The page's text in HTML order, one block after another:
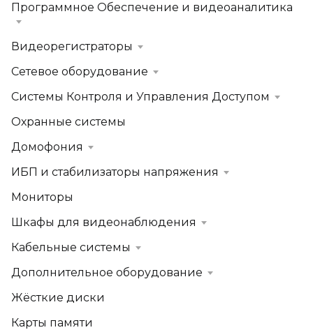
Программное Обеспечение и видеоаналитика
Видеорегистраторы
Сетевое оборудование
Системы Контроля и Управления Доступом
Охранные системы
Домофония
ИБП и стабилизаторы напряжения
Мониторы
Шкафы для видеонаблюдения
Кабельные системы
Дополнительное оборудование
Жёсткие диски
Карты памяти